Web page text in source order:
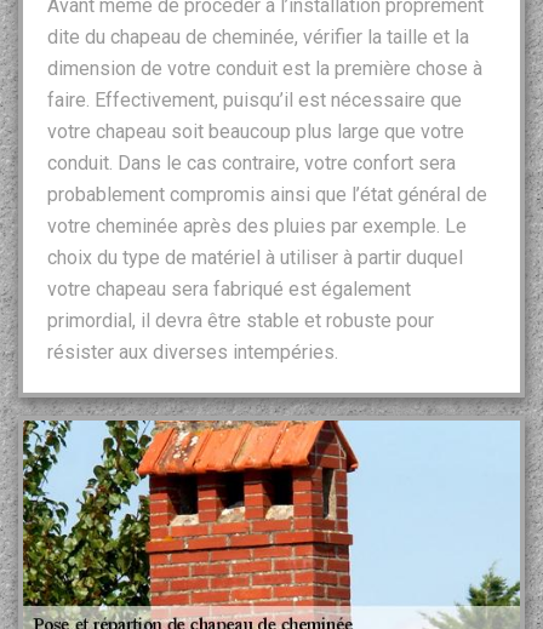
Avant même de procéder à l’installation proprement
dite du chapeau de cheminée, vérifier la taille et la
dimension de votre conduit est la première chose à
faire. Effectivement, puisqu’il est nécessaire que
votre chapeau soit beaucoup plus large que votre
conduit. Dans le cas contraire, votre confort sera
probablement compromis ainsi que l’état général de
votre cheminée après des pluies par exemple. Le
choix du type de matériel à utiliser à partir duquel
votre chapeau sera fabriqué est également
primordial, il devra être stable et robuste pour
résister aux diverses intempéries.